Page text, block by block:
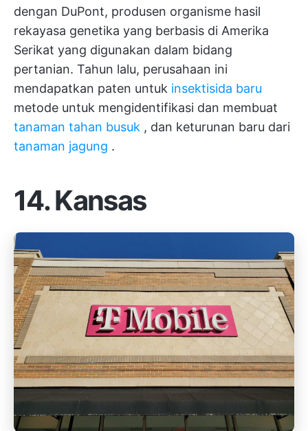
dengan DuPont, produsen organisme hasil
rekayasa genetika yang berbasis di Amerika
Serikat yang digunakan dalam bidang
pertanian. Tahun lalu, perusahaan ini
mendapatkan paten untuk insektisida baru
metode untuk mengidentifikasi dan membuat
tanaman tahan busuk , dan keturunan baru dari
tanaman jagung .
14. Kansas